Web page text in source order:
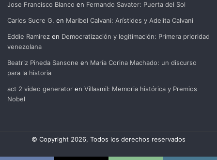
Jose Francisco Blanco en Fernando Savater: Puerta del Sol
Carlos Sucre G. en Maribel Calvani: Arístides y Adelita Calvani
Eddie Ramirez en Democratización y legitimación: Primera prioridad
venezolana
Beatriz Pineda Sansone en María Corina Machado: un discurso
para la historia
act 2 video generator en Villasmil: Memoria histórica y Premios
Nobel
© Copyright 2026, Todos los derechos reservados